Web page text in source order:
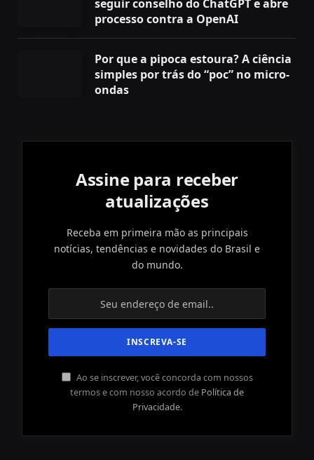
seguir conselho do ChatGPT e abre
processo contra a OpenAI
Por que a pipoca estoura? A ciência
simples por trás do “poc” no micro-
ondas
Assine para receber
atualizações
Receba em primeira mão as principais
notícias, tendências e novidades do Brasil e
do mundo.
Ao se inscrever, você concorda com nossos
termos e com nosso acordo de Política de
Privacidade.